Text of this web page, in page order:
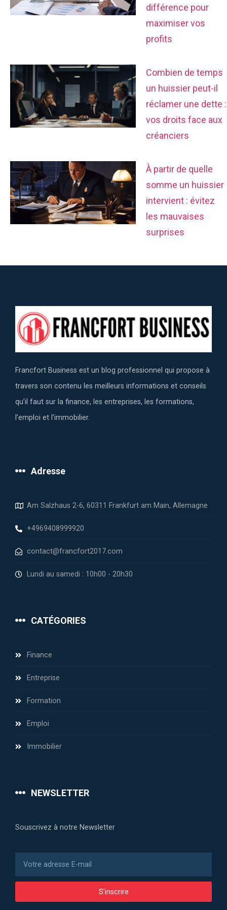
différence pour
maximiser vos
profits
Combien de temps
un huissier peut-il
réclamer une dette :
vos droits face aux
créanciers
À partir de quelle
somme un huissier
intervient : évitez
les mauvaises
surprises
Francfort Business est un blog professionnel qui propose à
travers son contenu les meilleurs informations et conseils
qu’il faut sur la finance, les entreprises, les formations,
l’emploi et l’immobilier.
Adresse
Am Salzhaus 2-6, 60311 Frankfurt am Main, Allemagne
+4969408999920
contact@francfort2017.com
Lundi au samedi : 10h00 - 20h30
CATÉGORIES
Finance
Entreprise
Formation
Emploi
Immobilier
NEWSLETTER
Souscrivez à notre Newsletter
S'inscrire